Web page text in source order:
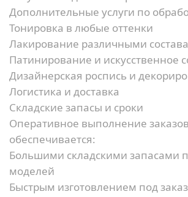
Дополнительные услуги по
Тонировка в любые оттенки
Лакирование различными
Патинирование и искусственное
Дизайнерская роспись и
Логистика и доставка
Складские запасы и сроки
Оперативное выполнение заказов
обеспечивается:
Большими складскими запасами
моделей
Быстрым изготовлением под заказ